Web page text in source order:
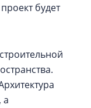
будет
а